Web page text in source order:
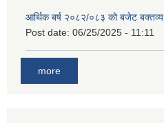
आर्थिक बर्ष २०८२/०८३ को बजेट बक्तव्य
Post date: 06/25/2025 - 11:11
more